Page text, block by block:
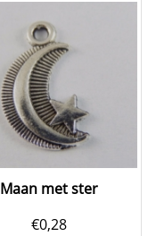
Maan met ster
€0,28